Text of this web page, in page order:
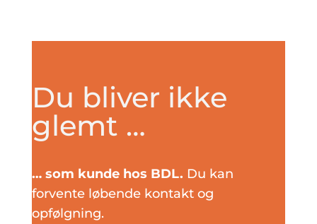
Du bliver ikke
glemt …
… som kunde hos BDL. Du kan
forvente løbende kontakt og
opfølgning.